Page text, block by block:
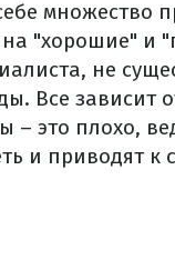
множество
на "хорошие" и
не
Все зависит
– это плохо,
и приводят к